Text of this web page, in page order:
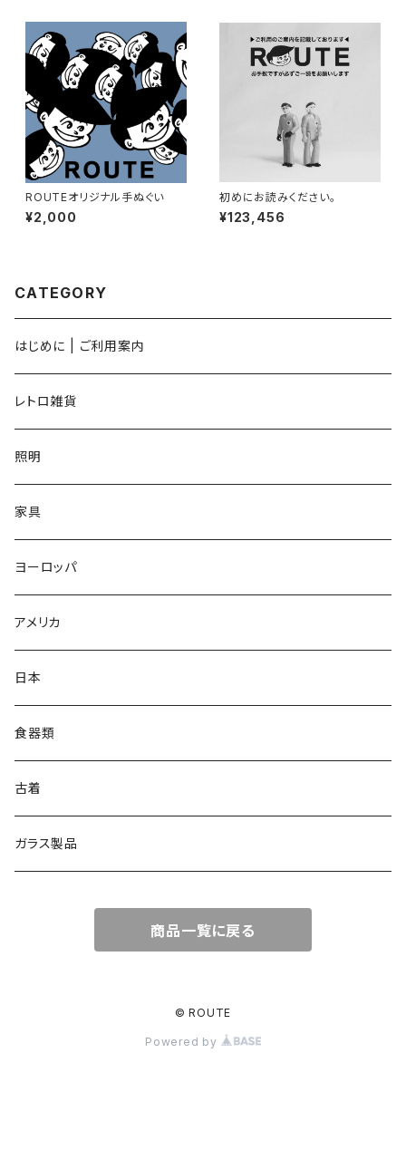
ROUTEオリジナル手ぬぐい
¥2,000
初めにお読みください。
¥123,456
CATEGORY
はじめに | ご利用案内
レトロ雑貨
照明
家具
ヨーロッパ
アメリカ
日本
食器類
古着
ガラス製品
商品一覧に戻る
© ROUTE
Powered by